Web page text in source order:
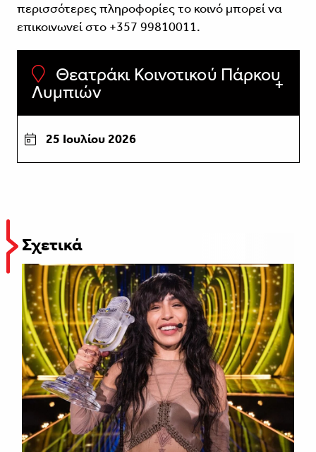
περισσότερες πληροφορίες το κοινό μπορεί να
επικοινωνεί στο +357 99810011.
Θεατράκι Κοινοτικού Πάρκου
Λυμπιών
25 Ιουλίου 2026
Σχετικά